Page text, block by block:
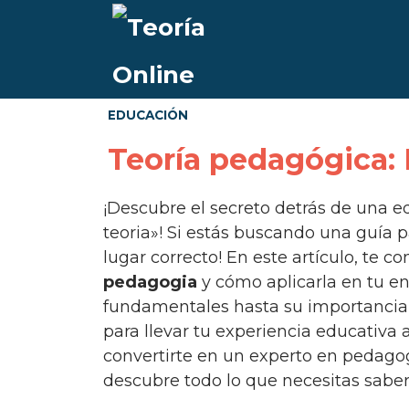
EDUCACIÓN
Teoría
¡Descubre el secreto detrás de una educación de calidad con «La pedagogia como
teoria»! Si estás buscando una guía
lugar correcto! En este artículo, te
pedagogia y cómo aplicarla en tu
fundamentales hasta su
para llevar tu experiencia educativa
convertirte en un experto en
descubre todo lo que necesitas